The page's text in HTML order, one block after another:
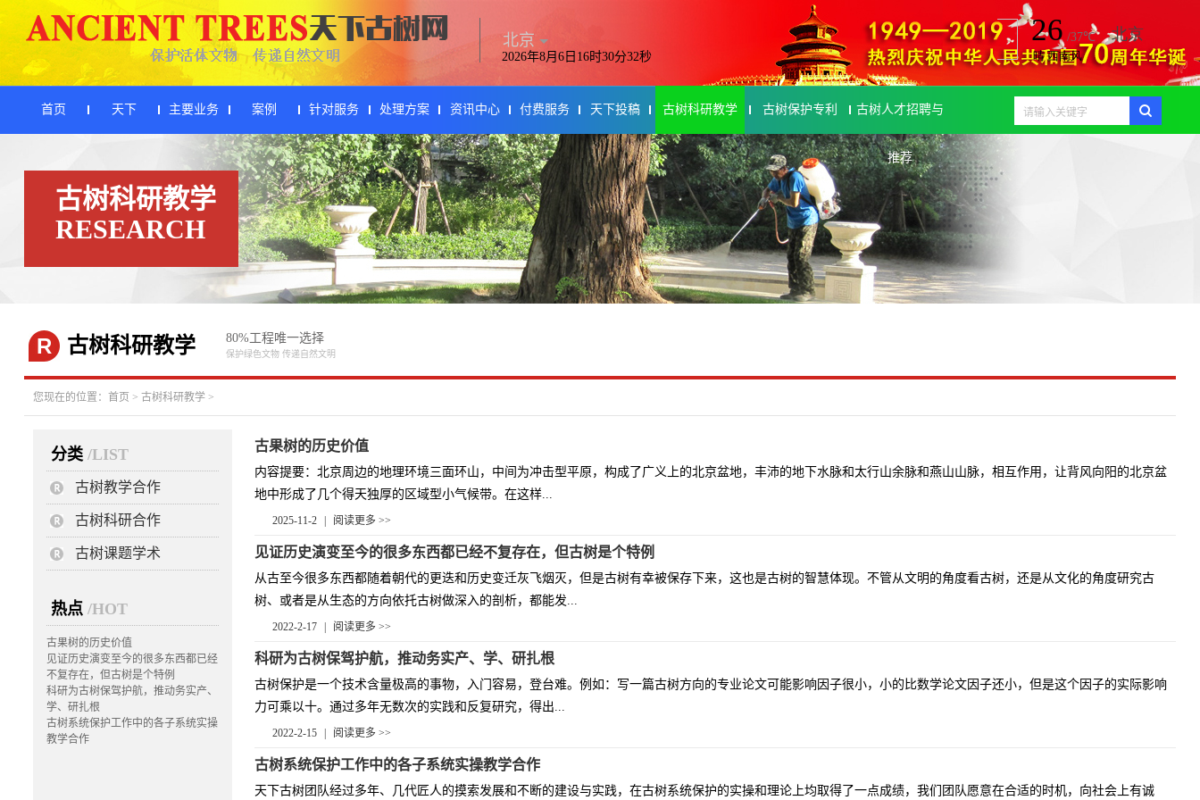
北京
2026年8月6日16时30分32秒
首页 天下 主要业务 案例 针对服务 处理方案 资讯中心 付费服务 天下投稿 古树科研教学 古树保护专利 古树人才招聘与
推荐
古树科研教学
RESEARCH
R 古树科研教学 80%工程唯一选择
保护绿色文物 传递自然文明
您现在的位置： 首页 > 古树科研教学>
分类/LIST
古树教学合作
古树科研合作
古树课题学术
热点/HOT
古果树的历史价值
见证历史演变至今的很多东西都已经
不复存在，但古树是个特例
科研为古树保驾护航，推动务实产、
学、研扎根
古树系统保护工作中的各子系统实操
教学合作
古果树的历史价值
内容提要：北京周边的地理环境三面环山，中间为冲击型平原，构成了广义上的北京盆地，丰沛的地下水脉和太行山余脉和燕山山脉，相互作用，让背风向阳的北京盆
地中形成了几个得天独厚的区域型小气候带。在这样...
2025-11-2 阅读更多 >>
见证历史演变至今的很多东西都已经不复存在，但古树是个特例
从古至今很多东西都随着朝代的更迭和历史变迁灰飞烟灭，但是古树有幸被保存下来，这也是古树的智慧体现。不管从文明的角度看古树，还是从文化的角度研究古
树、或者是从生态的方向依托古树做深入的剖析，都能发...
2022-2-17 阅读更多 >>
科研为古树保驾护航，推动务实产、学、研扎根
古树保护是一个技术含量极高的事物，入门容易，登台难。例如：写一篇古树方向的专业论文可能影响因子很小，小的比数学论文因子还小，但是这个因子的实际影响
力可乘以十。通过多年无数次的实践和反复研究，得出...
2022-2-15 阅读更多 >>
古树系统保护工作中的各子系统实操教学合作
天下古树团队经过多年、几代匠人的摸索发展和不断的建设与实践，在古树系统保护的实操和理论上均取得了一点成绩，我们团队愿意在合适的时机，向社会上有诚